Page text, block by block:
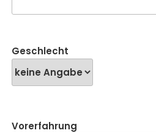
Geschlecht
Vorerfahrung